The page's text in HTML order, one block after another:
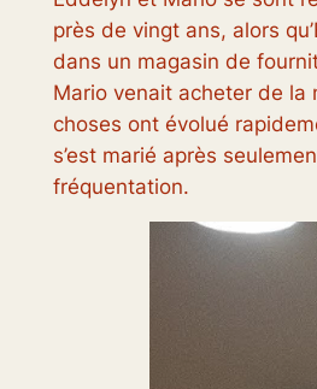
près de vingt ans, alors
dans un magasin de
Mario venait acheter de la
choses ont évolué
s’est marié après
fréquentation.